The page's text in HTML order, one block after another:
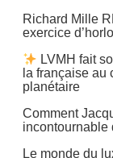
Richard Mille
exercice
LVMH fait
la française au
planétaire
Comment
incontournable
Le monde du